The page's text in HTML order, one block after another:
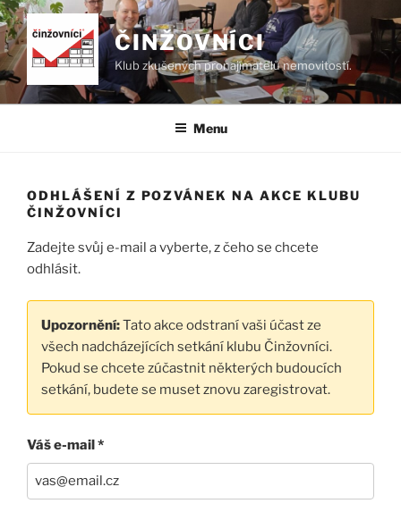
Přejít
k
obsahu
webu
ČINŽOVNÍCI
Klub zkušených pronajímatelů nemovitostí.
Menu
ODHLÁŠENÍ Z POZVÁNEK NA AKCE KLUBU
ČINŽOVNÍCI
Zadejte svůj e-mail a vyberte, z čeho se chcete
odhlásit.
Upozornění:Tato akce odstraní vaši účast ze
všech nadcházejících setkání klubu Činžovníci.
Pokud se chcete zúčastnit některých budoucích
setkání, budete se muset znovu zaregistrovat.
Váš e-mail *